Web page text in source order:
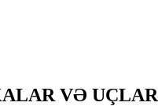
VƏ UÇLAR